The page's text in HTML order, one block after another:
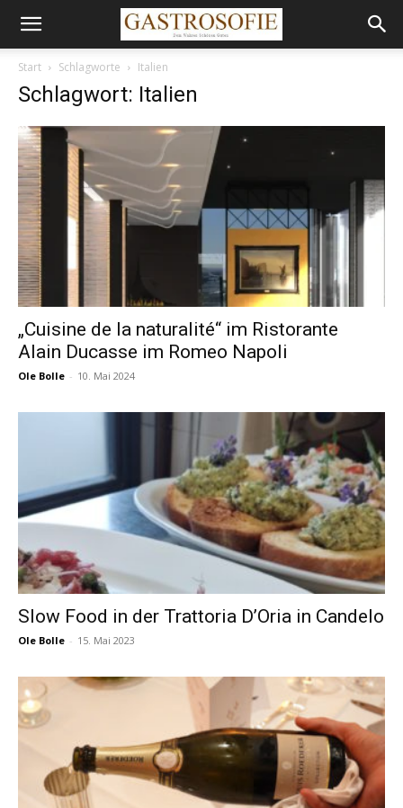
Start Schlagworte Italien
Schlagwort: Italien
„Cuisine de la naturalité“ im Ristorante
Alain Ducasse im Romeo Napoli
Ole Bolle - 10. Mai 2024
Slow Food in der Trattoria D’Oria in Candelo
Ole Bolle - 15. Mai 2023